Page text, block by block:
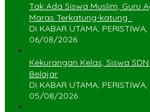
Tak Ada Siswa Muslim, Guru
Maras Terkatung-katung ‎
Di KABAR UTAMA,
06/08/2026
Kekurangan Kelas, Siswa
Belajar
Di KABAR UTAMA,
05/08/2026